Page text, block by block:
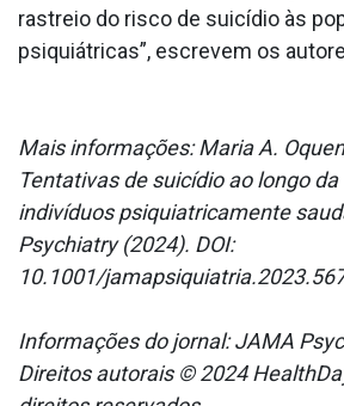
rastreio do risco de suicídio às
psiquiátricas”, escrevem os
Mais informações: Maria A.
Tentativas de suicídio ao longo
indivíduos psiquiatricamente
Psychiatry (2024). DOI:
10.1001/
Informações do jornal: JAMA
Direitos autorais © 2024